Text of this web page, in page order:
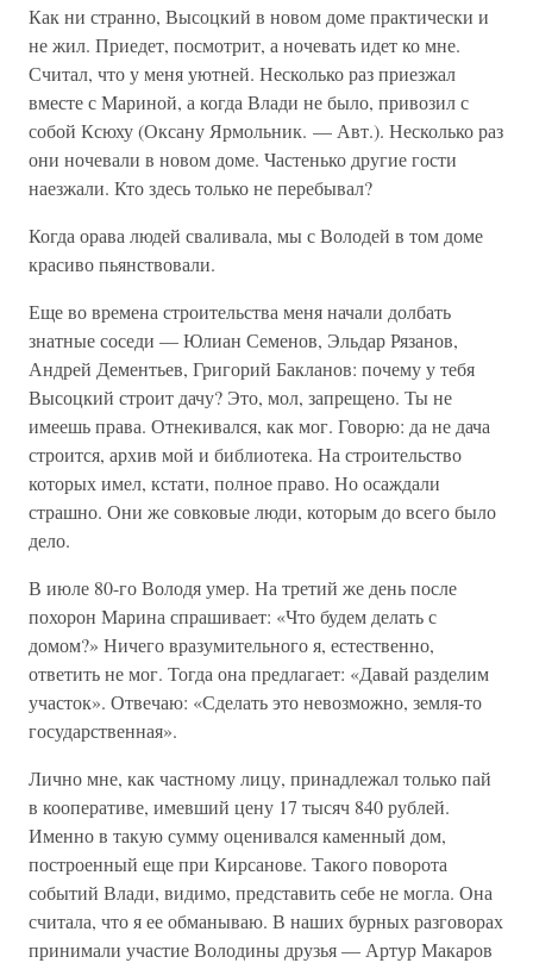
Как ни странно, Высоцкий в новом доме практически и
не жил. Приедет, посмотрит, а ночевать идет ко мне.
Считал, что у меня уютней. Несколько раз приезжал
вместе с Мариной, а когда Влади не было, привозил с
собой Ксюху (Оксану Ярмольник. — Авт.). Несколько раз
они ночевали в новом доме. Частенько другие гости
наезжали. Кто здесь только не перебывал?
Когда орава людей сваливала, мы с Володей в том доме
красиво пьянствовали.
Еще во времена строительства меня начали долбать
знатные соседи — Юлиан Семенов, Эльдар Рязанов,
Андрей Дементьев, Григорий Бакланов: почему у тебя
Высоцкий строит дачу? Это, мол, запрещено. Ты не
имеешь права. Отнекивался, как мог. Говорю: да не дача
строится, архив мой и библиотека. На строительство
которых имел, кстати, полное право. Но осаждали
страшно. Они же совковые люди, которым до всего было
дело.
В июле 80-го Володя умер. На третий же день после
похорон Марина спрашивает: «Что будем делать с
домом?» Ничего вразумительного я, естественно,
ответить не мог. Тогда она предлагает: «Давай разделим
участок». Отвечаю: «Сделать это невозможно, земля-то
государственная».
Лично мне, как частному лицу, принадлежал только пай
в кооперативе, имевший цену 17 тысяч 840 рублей.
Именно в такую сумму оценивался каменный дом,
построенный еще при Кирсанове. Такого поворота
событий Влади, видимо, представить себе не могла. Она
считала, что я ее обманываю. В наших бурных разговорах
принимали участие Володины друзья — Артур Макаров